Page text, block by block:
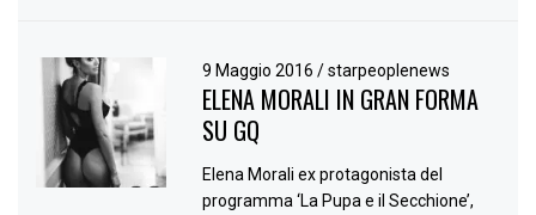
9 Maggio 2016/ starpeoplenews
ELENA MORALI IN GRAN FORMA
SU GQ
Elena Morali ex protagonista del
programma ‘La Pupa e il Secchione’,